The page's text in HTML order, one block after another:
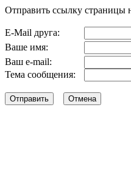
Отправить ссылку страницы
E-Mail друга:
Ваше имя:
Ваш e-mail:
Тема сообщения: